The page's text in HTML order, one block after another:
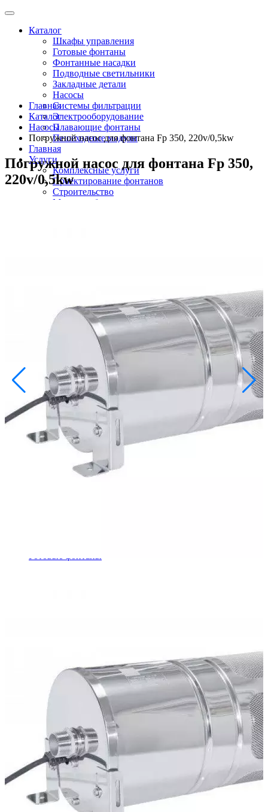
Каталог
Шкафы управления
Готовые фонтаны
Фонтанные насадки
Подводные светильники
Закладные детали
Насосы
Системы фильтрации
Электрооборудование
Плавающие фонтаны
Пешеходные модули
Главная
Услуги
Комплексные услуги
Проектирование фонтанов
Строительство
Монтаж оборудования
Шкафы управления
Готовые фонтаны
Фонтанные насадки
Подводные светильники
Закладные детали
Насосы
Системы фильтрации
Электрооборудование
Плавающие фонтаны
Пешеходные модули
Главная
Каталог
Насосы
Погружной насос для фонтана Fp 350, 220v/0,5kw
Погружной насос для фонтана Fp 350,
220v/0,5kw